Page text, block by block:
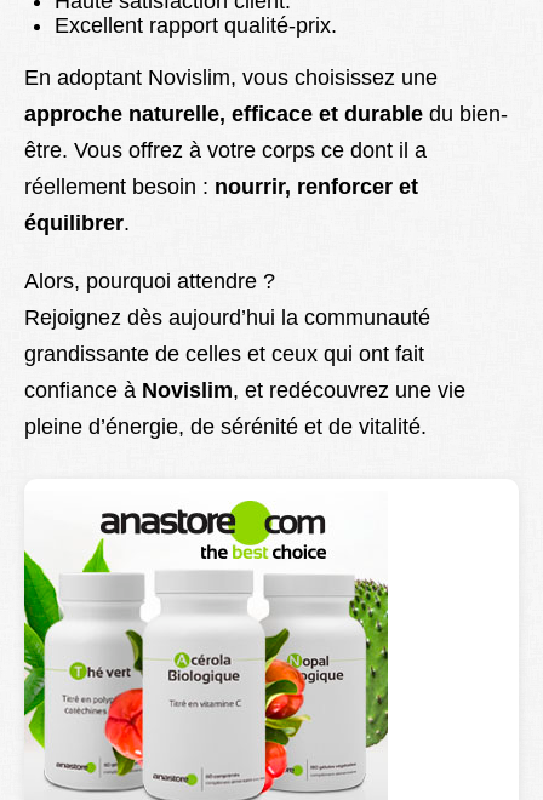
Excellent rapport qualité-prix.
En adoptant Novislim, vous choisissez une
approche naturelle, efficace et durable du bien-
être. Vous offrez à votre corps ce dont il a
réellement besoin : nourrir, renforcer et
équilibrer.
Alors, pourquoi attendre ?
Rejoignez dès aujourd’hui la communauté
grandissante de celles et ceux qui ont fait
confiance à Novislim, et redécouvrez une vie
pleine d’énergie, de sérénité et de vitalité.